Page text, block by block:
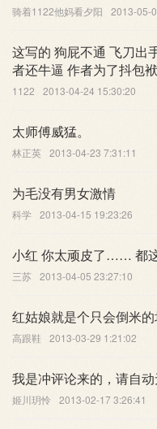
骑着1122他妈看夕阳 2013-05-
这写的 狗屁不通 飞刀出
者还牛逼 作者为了抖包
1122 2013-04-24 15:30:20
太师傅威猛。
林正英 2013-04-23 7:31:11
为毛没有男女激情
科学 2013-04-15 19:23:26
小红 你太顽皮了…… 都
三苏 2013-04-05 23:27:10
红姑娘就是个只会倒米
高跟鞋 2013-03-29 1:21:02
我是冲评论来的，请自
姬川玥怜 2013-02-17 3:26:41